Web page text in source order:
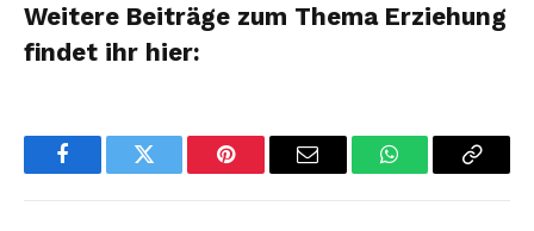
Weitere Beiträge zum Thema Erziehung
findet ihr hier:
FacebookTwitter Pinterest Email WhatsAppCopy